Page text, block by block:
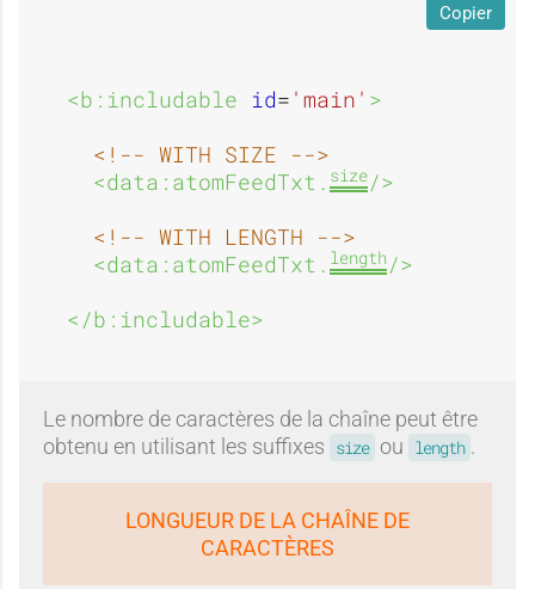
<b:includable id= 'main' >
<!-- WITH SIZE -->
<data:atomFeedTxt. size/>
<!-- WITH LENGTH -->
<data:atomFeedTxt. length/>
</b:includable>
Copier
Le nombre de caractères de la chaîne peut être
obtenu en utilisant les suffixes size ou length .
LONGUEUR DE LA CHAÎNE DE
CARACTÈRES